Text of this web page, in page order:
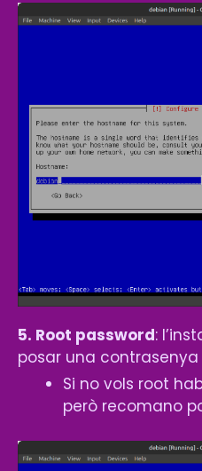
5. Root password:
posar una contrasenya
Si no vols root
però recomano